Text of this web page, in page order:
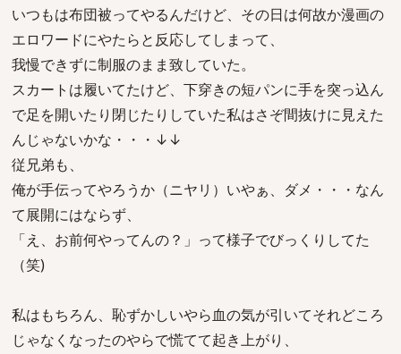
いつもは布団被ってやるんだけど、その日は何故か漫画の
エロワードにやたらと反応してしまって、
我慢できずに制服のまま致していた。
スカートは履いてたけど、下穿きの短パンに手を突っ込ん
で足を開いたり閉じたりしていた私はさぞ間抜けに見えた
んじゃないかな・・・↓↓
従兄弟も、
俺が手伝ってやろうか（ニヤリ）いやぁ、ダメ・・・なん
て展開にはならず、
「え、お前何やってんの？」って様子でびっくりしてた
（笑)
私はもちろん、恥ずかしいやら血の気が引いてそれどころ
じゃなくなったのやらで慌てて起き上がり、